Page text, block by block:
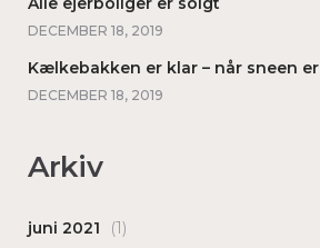
DECEMBER 18, 2019
Kælkebakken er klar – når sneen er
DECEMBER 18, 2019
Arkiv
juni 2021 (1)